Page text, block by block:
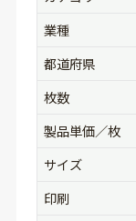
業種
都道府県
枚数
製品単価／枚
サイズ
印刷